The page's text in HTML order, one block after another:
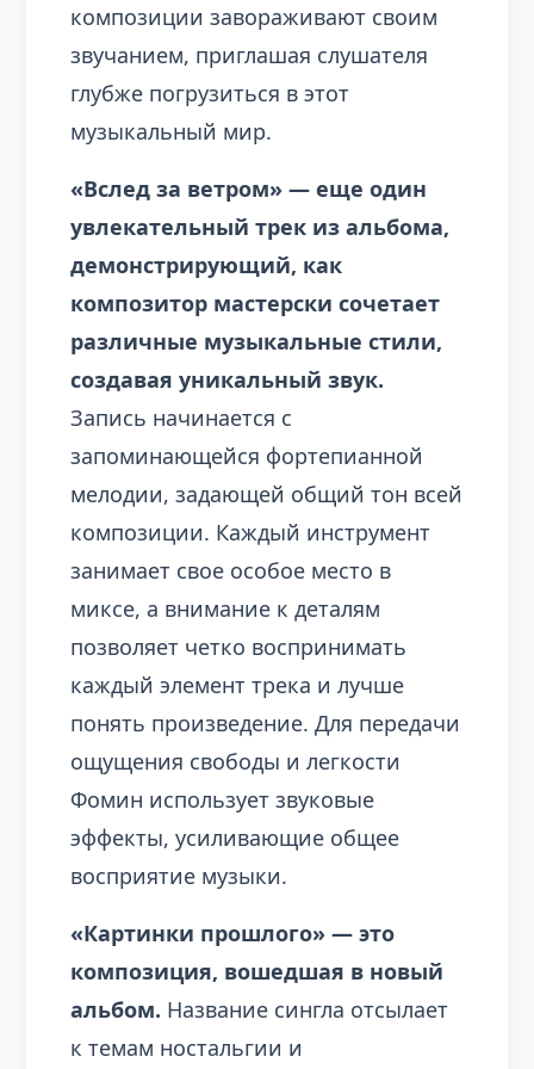
композиции завораживают своим
звучанием, приглашая слушателя
глубже погрузиться в этот
музыкальный мир.
«Вслед за ветром» — еще один
увлекательный трек из альбома,
демонстрирующий, как
композитор мастерски сочетает
различные музыкальные стили,
создавая уникальный звук.
Запись начинается с
запоминающейся фортепианной
мелодии, задающей общий тон всей
композиции. Каждый инструмент
занимает свое особое место в
миксе, а внимание к деталям
позволяет четко воспринимать
каждый элемент трека и лучше
понять произведение. Для передачи
ощущения свободы и легкости
Фомин использует звуковые
эффекты, усиливающие общее
восприятие музыки.
«Картинки прошлого» — это
композиция, вошедшая в новый
альбом. Название сингла отсылает
к темам ностальгии и